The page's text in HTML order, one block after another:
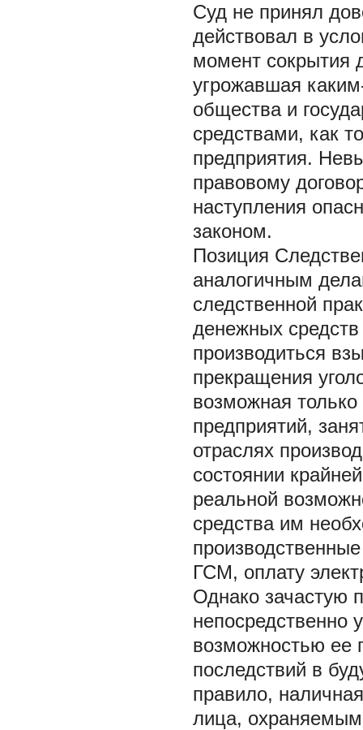
Суд не принял
действовал в
момент сокрытия
угрожавшая
общества и
средствами, как
предприятия.
правовому
наступления
законом.
Позиция
аналогичным
следственной
денежных
производиться
прекращения
возможная только
предприятий,
отраслях
состоянии
реальной
средства им
ГСМ, оплату
Однако зачастую
возможностью ее
последствий в
правило,
лица, охраняемым